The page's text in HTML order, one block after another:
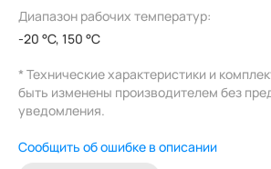
Диапазон рабочих температур:
-20 °C, 150 °C
* Технические характеристики и
быть изменены производителем без
уведомления.
Сообщить об ошибке в описании